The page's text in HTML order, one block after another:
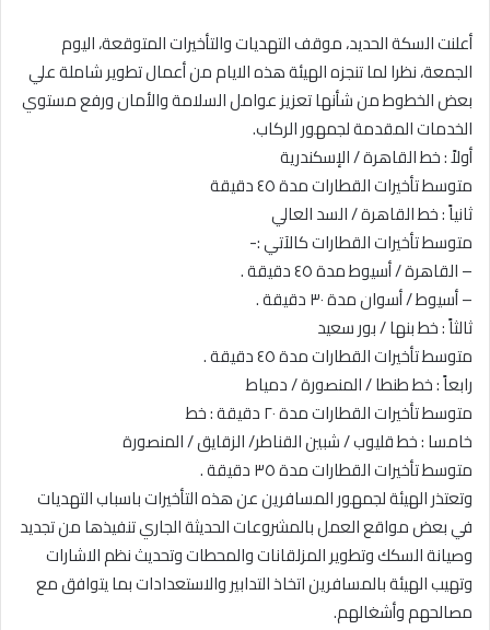
أعلنت السكة الحديد، موقف التهديات والتأخيرات المتوقعة، اليوم
الجمعة، نظرا لما تنجزه الهيئة هذه الايام من أعمال تطوير شاملة علي
بعض الخطوط من شأنها تعزيز عوامل السلامة والأمان ورفع مستوي
الخدمات المقدمة لجمهور الركاب.
أولاً : خط القاهرة / الإسكندرية
متوسط تأخيرات القطارات مدة ٤٥ دقيقة
ثانياً : خط القاهرة / السد العالي
متوسط تأخيرات القطارات كالآتي :-
– القاهرة / أسيوط مدة ٤٥ دقيقة .
– أسيوط / أسوان مدة ٣٠ دقيقة .
ثالثاً : خط بنها / بور سعيد
متوسط تأخيرات القطارات مدة ٤٥ دقيقة .
رابعاً : خط طنطا / المنصورة / دمياط
متوسط تأخيرات القطارات مدة ٢٠ دقيقة : خط
خامسا : خط قليوب / شبين القناطر/ الزقايق / المنصورة
متوسط تأخيرات القطارات مدة ٣٥ دقيقة .
وتعتذر الهيئة لجمهور المسافرين عن هذه التأخيرات باسباب التهديات
في بعض مواقع العمل بالمشروعات الحديثة الجاري تنفيذها من تجديد
وصيانة السكك وتطوير المزلقانات والمحطات وتحديث نظم الاشارات
وتهيب الهيئة بالمسافرين اتخاذ التدابير والاستعدادات بما يتوافق مع
مصالحهم وأشغالهم.